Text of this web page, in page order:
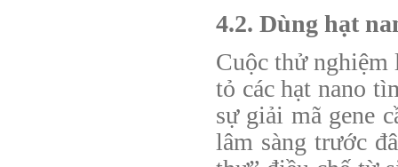
4.2. Dùng hạt
Cuộc thử nghiệm
tỏ các hạt nano
sự giải mã gene
lâm sàng trước